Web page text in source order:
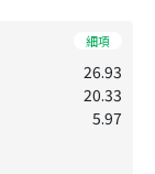
細項
26.93
20.33
5.97